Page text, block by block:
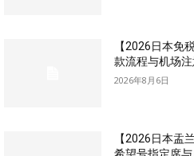
【2026日本免
款流程与机场
2026年8月6日
【2026日本盂